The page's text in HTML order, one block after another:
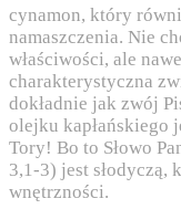
cynamon, który
namaszczenia. Nie
właściwości, ale
charakterystyczna
dokładnie jak zwój
olejku kapłańskiego
Tory! Bo to Słowo
3,1-3) jest słodyczą,
wnętrzności.